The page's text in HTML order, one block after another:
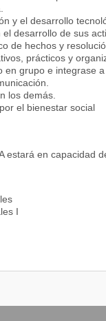
y el desarrollo
desarrollo de sus
de hechos y
prácticos y
en grupo e integrase
los demás.
el bienestar social
estará en capacidad
I
Ambiental